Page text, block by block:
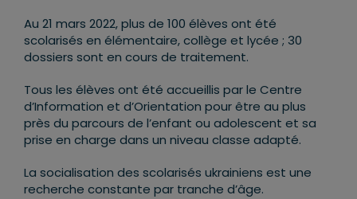
Au 21 mars 2022, plus de 100 élèves ont été
scolarisés en élémentaire, collège et lycée ; 30
dossiers sont en cours de traitement.
Tous les élèves ont été accueillis par le Centre
d’Information et d’Orientation pour être au plus
près du parcours de l’enfant ou adolescent et sa
prise en charge dans un niveau classe adapté.
La socialisation des scolarisés ukrainiens est une
recherche constante par tranche d’âge.